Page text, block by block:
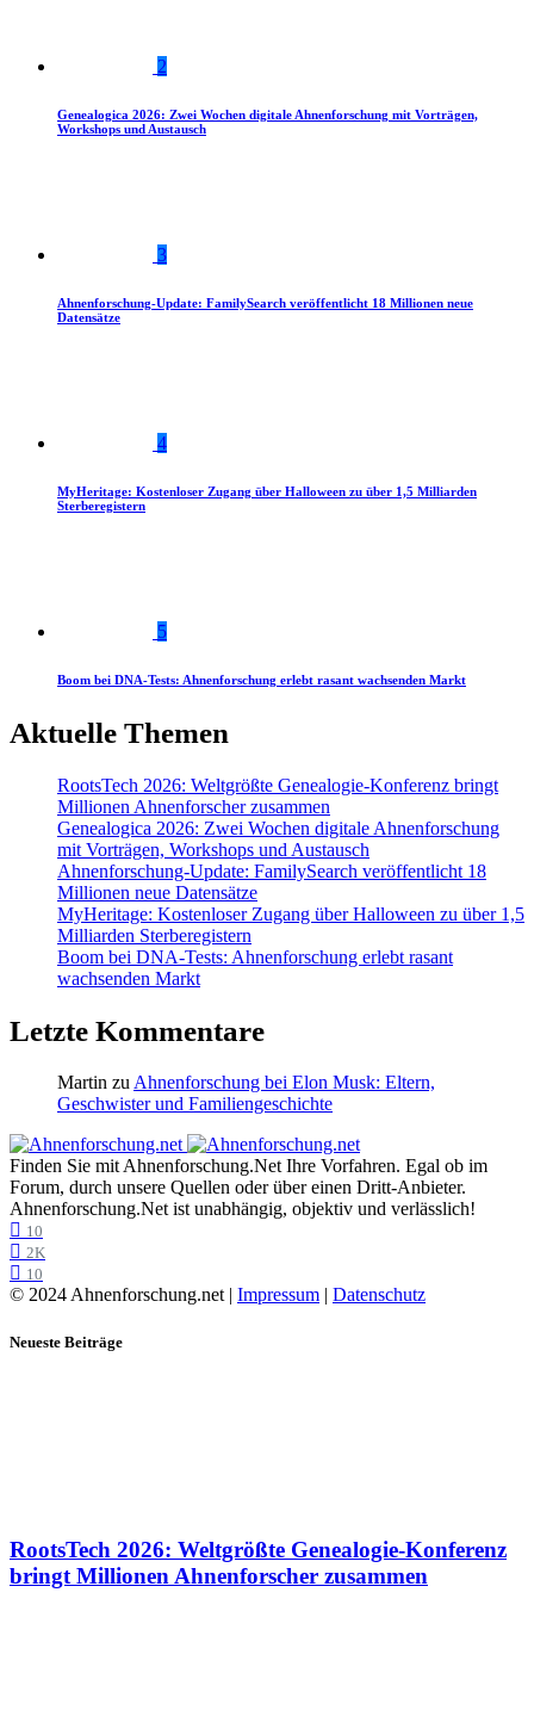
2
Genealogica 2026: Zwei Wochen digitale Ahnenforschung mit Vorträgen,
Workshops und Austausch
3
Ahnenforschung-Update: FamilySearch veröffentlicht 18 Millionen neue
Datensätze
4
MyHeritage: Kostenloser Zugang über Halloween zu über 1,5 Milliarden
Sterberegistern
5
Boom bei DNA-Tests: Ahnenforschung erlebt rasant wachsenden Markt
Aktuelle Themen
RootsTech 2026: Weltgrößte Genealogie-Konferenz bringt
Millionen Ahnenforscher zusammen
Genealogica 2026: Zwei Wochen digitale Ahnenforschung
mit Vorträgen, Workshops und Austausch
Ahnenforschung-Update: FamilySearch veröffentlicht 18
Millionen neue Datensätze
MyHeritage: Kostenloser Zugang über Halloween zu über 1,5
Milliarden Sterberegistern
Boom bei DNA-Tests: Ahnenforschung erlebt rasant
wachsenden Markt
Letzte Kommentare
Martin zuAhnenforschung bei Elon Musk: Eltern,
Geschwister und Familiengeschichte
Finden Sie mit Ahnenforschung.Net Ihre Vorfahren. Egal ob im
Forum, durch unsere Quellen oder über einen Dritt-Anbieter.
Ahnenforschung.Net ist unabhängig, objektiv und verlässlich!
10
2K
10
© 2024 Ahnenforschung.net | Impressum Datenschutz
Neueste Beiträge
RootsTech 2026: Weltgrößte Genealogie-Konferenz
bringt Millionen Ahnenforscher zusammen